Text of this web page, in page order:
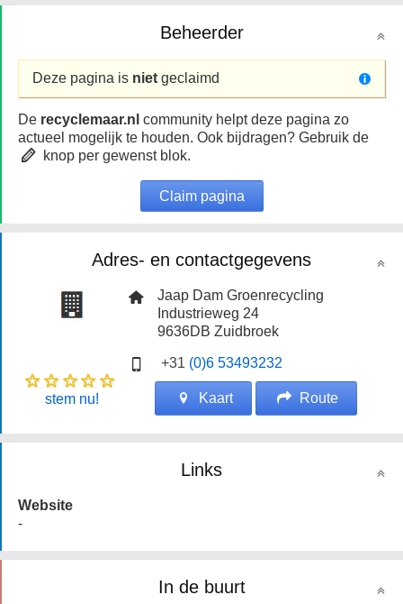
Beheerder
Deze pagina is niet geclaimd
De recyclemaar.nl community helpt deze pagina zo
actueel mogelijk te houden. Ook bijdragen? Gebruik de
knop per gewenst blok.
Claim pagina
Adres- en contactgegevens
Jaap Dam Groenrecycling
Industrieweg 24
9636DBZuidbroek
+31 (0)6 53493232
stem nu! Kaart Route
Links
Website
-
In de buurt